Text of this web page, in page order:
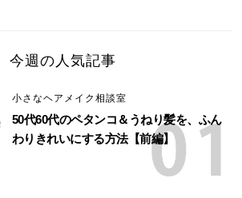
今週の人気記事
小さなヘアメイク相談室
50代60代のペタンコ＆うねり髪を、ふん
わりきれいにする方法【前編】